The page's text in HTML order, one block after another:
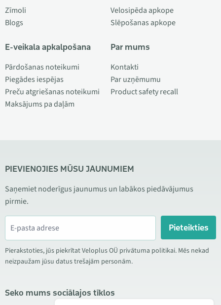
Zīmoli
Blogs
E-veikala apkalpošana
Pārdošanas noteikumi
Piegādes iespējas
Preču atgriešanas noteikumi
Maksājums pa daļām
Velosipēda apkope
Slēpošanas apkope
Par mums
Kontakti
Par uzņēmumu
Product safety recall
PIEVIENOJIES MŪSU JAUNUMIEM
Saņemiet noderīgus jaunumus un labākos piedāvājumus
pirmie.
Pieteikties
Pierakstoties, jūs piekrītat Veloplus OÜ privātuma politikai. Mēs nekad
neizpaužam jūsu datus trešajām personām.
Seko mums sociālajos tīklos